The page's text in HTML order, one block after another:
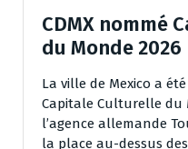
CDMX nommé
du Monde 2026
La ville de Mexico a
Capitale Culturelle du
l’agence allemande
la place au-dessus